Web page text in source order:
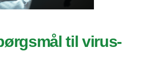
til virus-